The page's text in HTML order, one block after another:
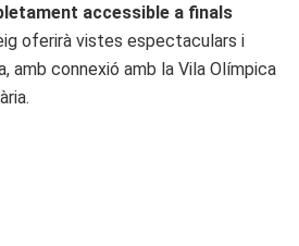
accessible a finals
oferirà vistes espectaculars i
amb connexió amb la Vila Olímpica